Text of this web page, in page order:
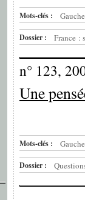
Mots-clés : Gauche
Dossier : France :
n° 123,
Une
Mots-clés : Gauche
Dossier :